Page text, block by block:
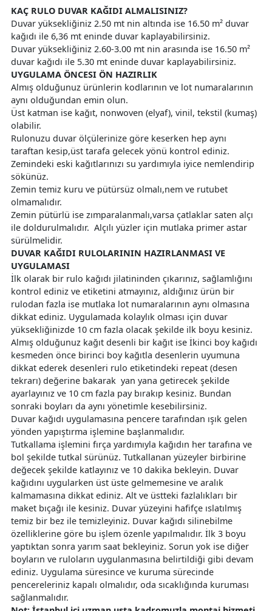
KAÇ RULO DUVAR KAĞIDI ALMALISINIZ?
Duvar yüksekliğiniz 2.50 mt nin altında ise 16.50 m² duvar
kağıdı ile 6,36 mt eninde duvar kaplayabilirsiniz.
Duvar yüksekliğiniz 2.60-3.00 mt nin arasında ise 16.50 m²
duvar kağıdı ile 5.30 mt eninde duvar kaplayabilirsiniz.
UYGULAMA ÖNCESI ÖN HAZIRLIK
Almış olduğunuz ürünlerin kodlarının ve lot numaralarının
aynı olduğundan emin olun.
Üst katman ise kağıt, nonwoven (elyaf), vinil, tekstil (kumaş)
olabilir.
Rulonuzu duvar ölçülerinize göre keserken hep aynı
taraftan kesip,üst tarafa gelecek yönü kontrol ediniz.
Zemindeki eski kağıtlarınızı su yardımıyla iyice nemlendirip
sökünüz.
Zemin temiz kuru ve pütürsüz olmalı,nem ve rutubet
olmamalıdır.
Zemin pütürlü ise zımparalanmalı,varsa çatlaklar saten alçı
ile doldurulmalıdır. Alçılı yüzler için mutlaka primer astar
sürülmelidir.
DUVAR KAĞIDI RULOLARININ HAZIRLANMASI VE
UYGULAMASI
İlk olarak bir rulo kağıdı jilatininden çıkarınız, sağlamlığını
kontrol ediniz ve etiketini atmayınız, aldığınız ürün bir
rulodan fazla ise mutlaka lot numaralarının aynı olmasına
dikkat ediniz. Uygulamada kolaylık olması için duvar
yüksekliğinizde 10 cm fazla olacak şekilde ilk boyu kesiniz.
Almış olduğunuz kağıt desenli bir kağıt ise İkinci boy kağıdı
kesmeden önce birinci boy kağıtla desenlerin uyumuna
dikkat ederek desenleri rulo etiketindeki repeat (desen
tekrarı) değerine bakarak yan yana getirecek şekilde
ayarlayınız ve 10 cm fazla pay bırakıp kesiniz. Bundan
sonraki boyları da aynı yönetimle kesebilirsiniz.
Duvar kağıdı uygulamasına pencere tarafından ışık gelen
yönden yapıştırma işlemine başlanmalıdır.
Tutkallama işlemini fırça yardımıyla kağıdın her tarafına ve
bol şekilde tutkal sürünüz. Tutkallanan yüzeyler birbirine
değecek şekilde katlayınız ve 10 dakika bekleyin. Duvar
kağıdını uygularken üst üste gelmemesine ve aralık
kalmamasına dikkat ediniz. Alt ve üstteki fazlalıkları bir
maket bıçağı ile kesiniz. Duvar yüzeyini hafifçe ıslatılmış
temiz bir bez ile temizleyiniz. Duvar kağıdı silinebilme
özelliklerine göre bu işlem özenle yapılmalıdır. İlk 3 boyu
yaptıktan sonra yarım saat bekleyiniz. Sorun yok ise diğer
boyların ve ruloların uygulanmasına belirtildiği gibi devam
ediniz. Uygulama süresince ve kuruma sürecinde
pencereleriniz kapalı olmalıdır, oda sıcaklığında kuruması
sağlanmalıdır.